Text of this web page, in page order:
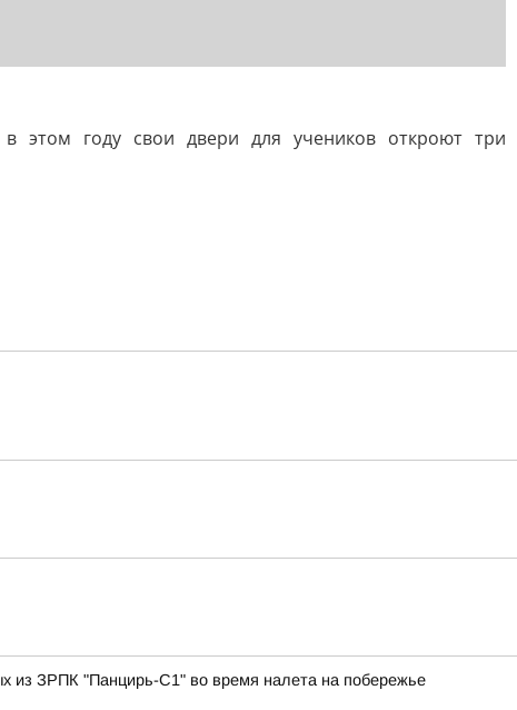
этом году свои двери для учеников откроют три
из ЗРПК "Панцирь-С1" во время налета на побережье